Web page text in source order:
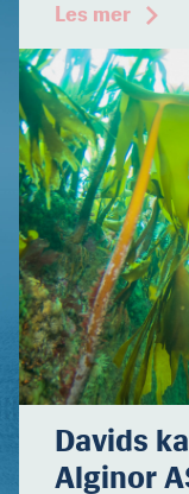
Les mer
Davids
Alginor